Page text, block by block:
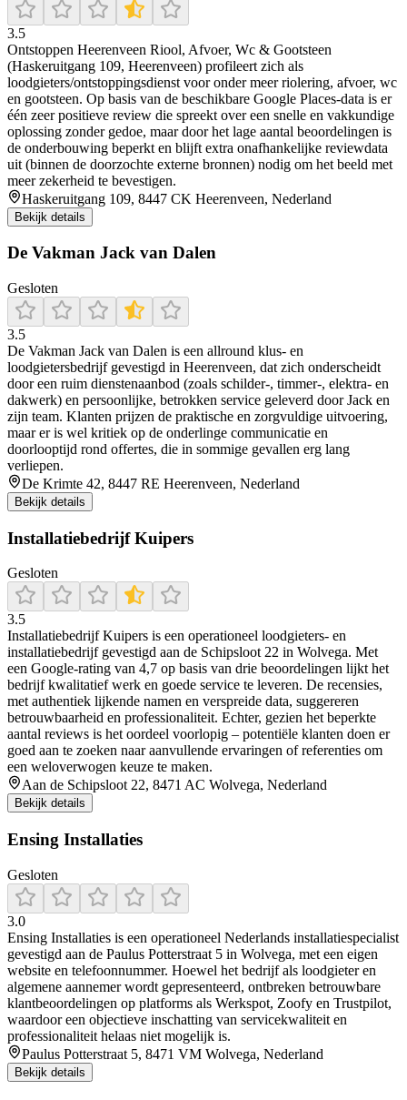
3.5
Ontstoppen Heerenveen Riool, Afvoer, Wc & Gootsteen
(Haskeruitgang 109, Heerenveen) profileert zich als
loodgieters/ontstoppingsdienst voor onder meer riolering, afvoer, wc
en gootsteen. Op basis van de beschikbare Google Places-data is er
één zeer positieve review die spreekt over een snelle en vakkundige
oplossing zonder gedoe, maar door het lage aantal beoordelingen is
de onderbouwing beperkt en blijft extra onafhankelijke reviewdata
uit (binnen de doorzochte externe bronnen) nodig om het beeld met
meer zekerheid te bevestigen.
Haskeruitgang 109, 8447 CK Heerenveen, Nederland
Bekijk details
De Vakman Jack van Dalen
Gesloten
3.5
De Vakman Jack van Dalen is een allround klus- en
loodgietersbedrijf gevestigd in Heerenveen, dat zich onderscheidt
door een ruim dienstenaanbod (zoals schilder-, timmer-, elektra- en
dakwerk) en persoonlijke, betrokken service geleverd door Jack en
zijn team. Klanten prijzen de praktische en zorgvuldige uitvoering,
maar er is wel kritiek op de onderlinge communicatie en
doorlooptijd rond offertes, die in sommige gevallen erg lang
verliepen.
De Krimte 42, 8447 RE Heerenveen, Nederland
Bekijk details
Installatiebedrijf Kuipers
Gesloten
3.5
Installatiebedrijf Kuipers is een operationeel loodgieters- en
installatiebedrijf gevestigd aan de Schipsloot 22 in Wolvega. Met
een Google‑rating van 4,7 op basis van drie beoordelingen lijkt het
bedrijf kwalitatief werk en goede service te leveren. De recensies,
met authentiek lijkende namen en verspreide data, suggereren
betrouwbaarheid en professionaliteit. Echter, gezien het beperkte
aantal reviews is het oordeel voorlopig – potentiële klanten doen er
goed aan te zoeken naar aanvullende ervaringen of referenties om
een weloverwogen keuze te maken.
Aan de Schipsloot 22, 8471 AC Wolvega, Nederland
Bekijk details
Ensing Installaties
Gesloten
3.0
Ensing Installaties is een operationeel Nederlands installatiespecialist
gevestigd aan de Paulus Potterstraat 5 in Wolvega, met een eigen
website en telefoonnummer. Hoewel het bedrijf als loodgieter en
algemene aannemer wordt gepresenteerd, ontbreken betrouwbare
klantbeoordelingen op platforms als Werkspot, Zoofy en Trustpilot,
waardoor een objectieve inschatting van servicekwaliteit en
professionaliteit helaas niet mogelijk is.
Paulus Potterstraat 5, 8471 VM Wolvega, Nederland
Bekijk details